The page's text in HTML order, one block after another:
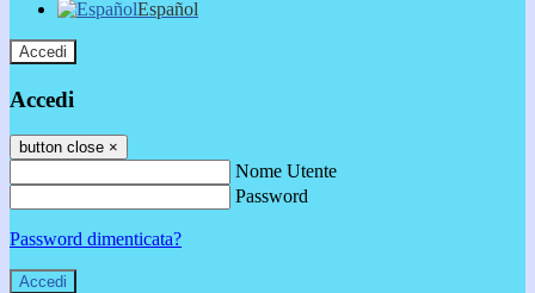
Español
Accedi
Accedi
button close ×
Nome Utente
Password
Password dimenticata?